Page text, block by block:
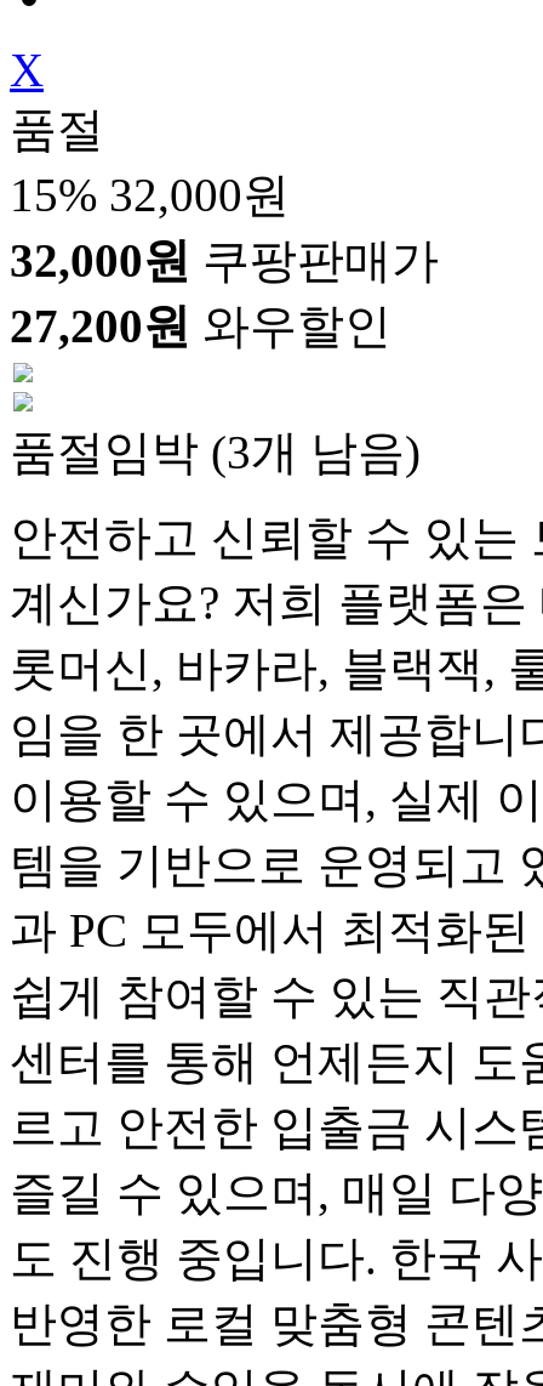
X
품절
15% 32,000원
32,000원 쿠팡판매가
27,200원 와우할인
품절임박 (3개 남음)
안전하고 신뢰할 수 있는
계신가요? 저희 플랫폼
롯머신, 바카라, 블랙잭,
임을 한 곳에서 제공합니
이용할 수 있으며, 실제
템을 기반으로 운영되고
과 PC 모두에서 최적화
쉽게 참여할 수 있는 직
센터를 통해 언제든지 도
르고 안전한 입출금 시스
즐길 수 있으며, 매일 다
도 진행 중입니다. 한국
반영한 로컬 맞춤형 콘텐